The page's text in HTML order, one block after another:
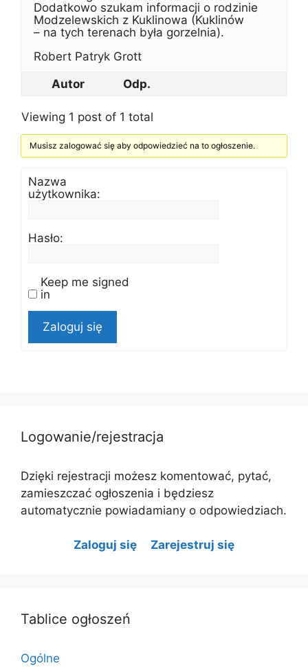
Dodatkowo szukam informacji o rodzinie
Modzelewskich z Kuklinowa (Kuklinów
– na tych terenach była gorzelnia).
Robert Patryk Grott
Autor
Odp.
Viewing 1 post of 1 total
Musisz zalogować się aby odpowiedzieć na to ogłoszenie.
Nazwa
użytkownika:
Hasło:
Keep me signed
in
Zaloguj się
Logowanie/rejestracja
Dzięki rejestracji możesz komentować, pytać,
zamieszczać ogłoszenia i będziesz
automatycznie powiadamiany o odpowiedziach.
Zaloguj się Zarejestruj się
Tablice ogłoszeń
Ogólne